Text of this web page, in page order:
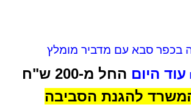
בכפר סבא עם מדביר מומלץ
עוד היום החל מ-200 ש"ח
המשרד להגנת הסביבה